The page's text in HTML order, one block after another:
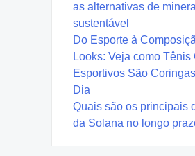
as alternativas de
sustentável
Do Esporte à
Looks: Veja como Tênis
Esportivos São
Dia
Quais são os principais
da Solana no longo